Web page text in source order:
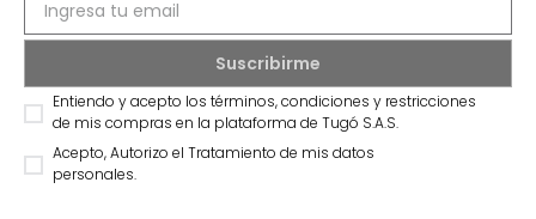
Entiendo y acepto los términos, condiciones y restricciones
de mis compras en la plataforma de Tugó S.A.S.
Acepto, Autorizo el Tratamiento de mis datos
personales.